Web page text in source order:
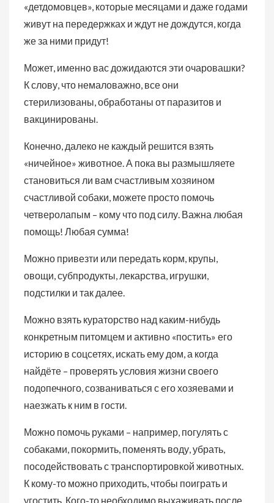
«детдомовцев», которые месяцами и даже годами
живут на передержках и ждут не дождутся, когда
же за ними придут!
Может, именно вас дожидаются эти очаровашки?
К слову, что немаловажно, все они
стерилизованы, обработаны от паразитов и
вакцинированы.
Конечно, далеко не каждый решится взять
«ничейное» животное. А пока вы размышляете
становиться ли вам счастливым хозяином
счастливой собаки, можете просто помочь
четверолапым – кому что под силу. Важна любая
помощь! Любая сумма!
Можно привезти или передать корм, крупы,
овощи, субпродукты, лекарства, игрушки,
подстилки и так далее.
Можно взять кураторство над каким-нибудь
конкретным питомцем и активно «постить» его
историю в соцсетях, искать ему дом, а когда
найдёте – проверять условия жизни своего
подопечного, созваниваться с его хозяевами и
наезжать к ним в гости.
Можно помочь руками – например, погулять с
собаками, покормить, поменять воду, убрать,
посодействовать с транспортировкой животных.
К кому-то можно приходить, чтобы поиграть и
угостить. Кого-то необходимо выхаживать после